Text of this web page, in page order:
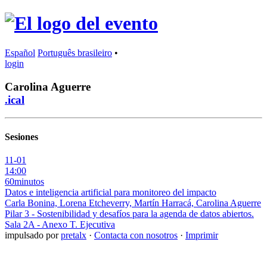
Español Português brasileiro •
login
Carolina Aguerre
.ical
Sesiones
11-01
14:00
60minutos
Datos e inteligencia artificial para monitoreo del impacto
Carla Bonina, Lorena Etcheverry, Martín Harracá, Carolina Aguerre
Pilar 3 - Sostenibilidad y desafíos para la agenda de datos abiertos.
Sala 2A - Anexo T. Ejecutiva
impulsado porpretalx · Contacta con nosotros · Imprimir